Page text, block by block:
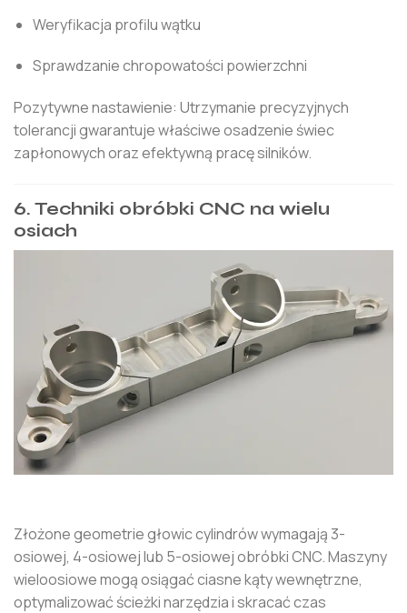
Weryfikacja profilu wątku
Sprawdzanie chropowatości powierzchni
Pozytywne nastawienie: Utrzymanie precyzyjnych
tolerancji gwarantuje właściwe osadzenie świec
zapłonowych oraz efektywną pracę silników.
6. Techniki obróbki CNC na wielu
osiach
Złożone geometrie głowic cylindrów wymagają 3-
osiowej, 4-osiowej lub 5-osiowej obróbki CNC. Maszyny
wieloosiowe mogą osiągać ciasne kąty wewnętrzne,
optymalizować ścieżki narzędzia i skracać czas